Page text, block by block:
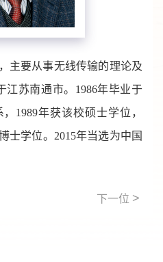
主要从事无线传输的理论及
江苏南通市。1986年毕业于
1989年获该校硕士学位，
士学位。2015年当选为中国
下一位 >